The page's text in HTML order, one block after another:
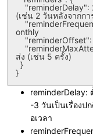
(เช่น 2 วันหลังจากกา
onthly
ส่ง (เช่น 5 ครั้ง)
reminderDelay:
-3 วันเป็นเรื่องป
อเวลา